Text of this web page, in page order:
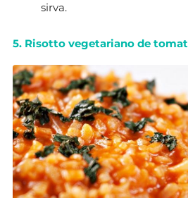
sirva.
5. Risotto vegetariano de